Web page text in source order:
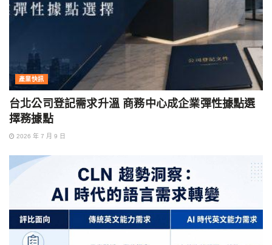
產業快訊
台北公司登記需求升溫 商務中心成企業彈性據點選
擇務據點
2026 年 7 月 9 日